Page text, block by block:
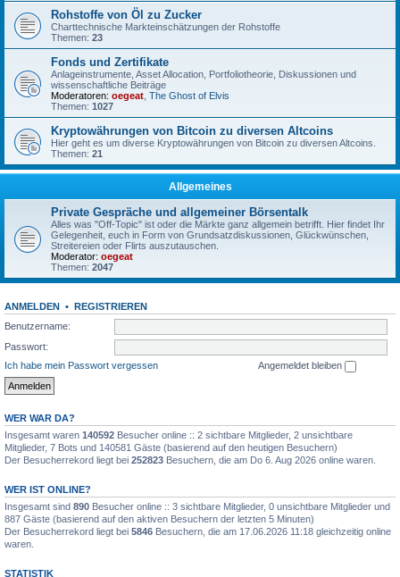
Rohstoffe von Öl zu Zucker
Charttechnische Markteinschätzungen der Rohstoffe
Themen: 23
Fonds und Zertifikate
Anlageinstrumente, Asset Allocation, Portfoliotheorie, Diskussionen und
wissenschaftliche Beiträge
Moderatoren: oegeat The Ghost of Elvis
Themen: 1027
Kryptowährungen von Bitcoin zu diversen Altcoins
Hier geht es um diverse Kryptowährungen von Bitcoin zu diversen Altcoins.
Themen: 21
Allgemeines
Private Gespräche und allgemeiner Börsentalk
Alles was "Off-Topic" ist oder die Märkte ganz allgemein betrifft. Hier findet Ihr
Gelegenheit, euch in Form von Grundsatzdiskussionen, Glückwünschen,
Streitereien oder Flirts auszutauschen.
Moderator: oegeat
Themen: 2047
ANMELDEN • REGISTRIEREN
Benutzername:
Passwort:
Ich habe mein Passwort vergessen
Angemeldet bleiben
WER WAR DA?
Insgesamt waren 140592 Besucher online :: 2 sichtbare Mitglieder, 2 unsichtbare
Mitglieder, 7 Bots und 140581 Gäste (basierend auf den heutigen Besuchern)
Der Besucherrekord liegt bei 252823 Besuchern, die am Do 6. Aug 2026 online waren.
WER IST ONLINE?
Insgesamt sind 890 Besucher online :: 3 sichtbare Mitglieder, 0 unsichtbare Mitglieder und
887 Gäste (basierend auf den aktiven Besuchern der letzten 5 Minuten)
Der Besucherrekord liegt bei 5846 Besuchern, die am 17.06.2026 11:18 gleichzeitig online
waren.
STATISTIK